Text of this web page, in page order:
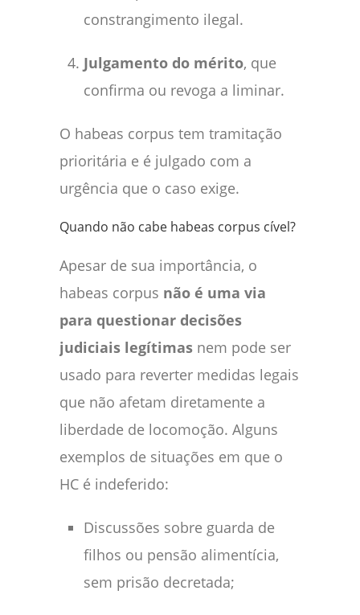
constrangimento ilegal.
Julgamento do mérito, que
confirma ou revoga a liminar.
O habeas corpus tem tramitação
prioritária e é julgado com a
urgência que o caso exige.
Quando não cabe habeas corpus cível?
Apesar de sua importância, o
habeas corpus não é uma via
para questionar decisões
judiciais legítimas nem pode ser
usado para reverter medidas legais
que não afetam diretamente a
liberdade de locomoção. Alguns
exemplos de situações em que o
HC é indeferido:
Discussões sobre guarda de
filhos ou pensão alimentícia,
sem prisão decretada;